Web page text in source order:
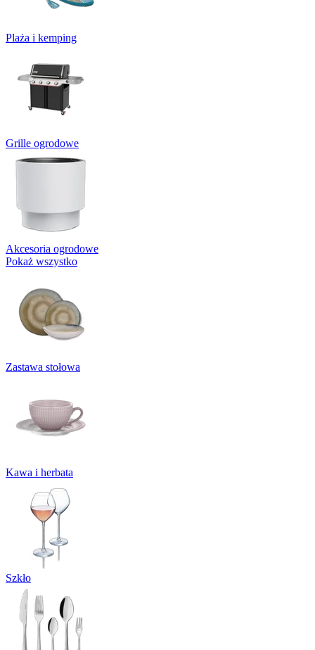
Plaża i kemping
Grille ogrodowe
Akcesoria ogrodowe
Pokaż wszystko
Zastawa stołowa
Kawa i herbata
Szkło